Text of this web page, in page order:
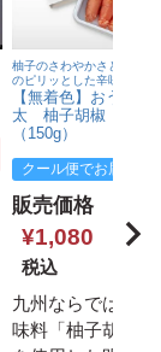
柚子のさわやかさと青唐辛
のピリッとした辛味が特長
【無着色】おうち明
太 柚子胡椒 切れ
（150g）
クール便でお届け
販売価格
¥1,080
税込
九州ならではの調
味料「柚子胡椒」